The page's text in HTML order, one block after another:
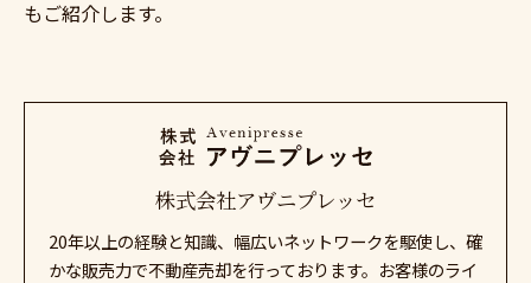
もご紹介します。
株式会社アヴニプレッセ
20年以上の経験と知識、幅広いネットワークを駆使し、確
かな販売力で不動産売却を行っております。お客様のライ